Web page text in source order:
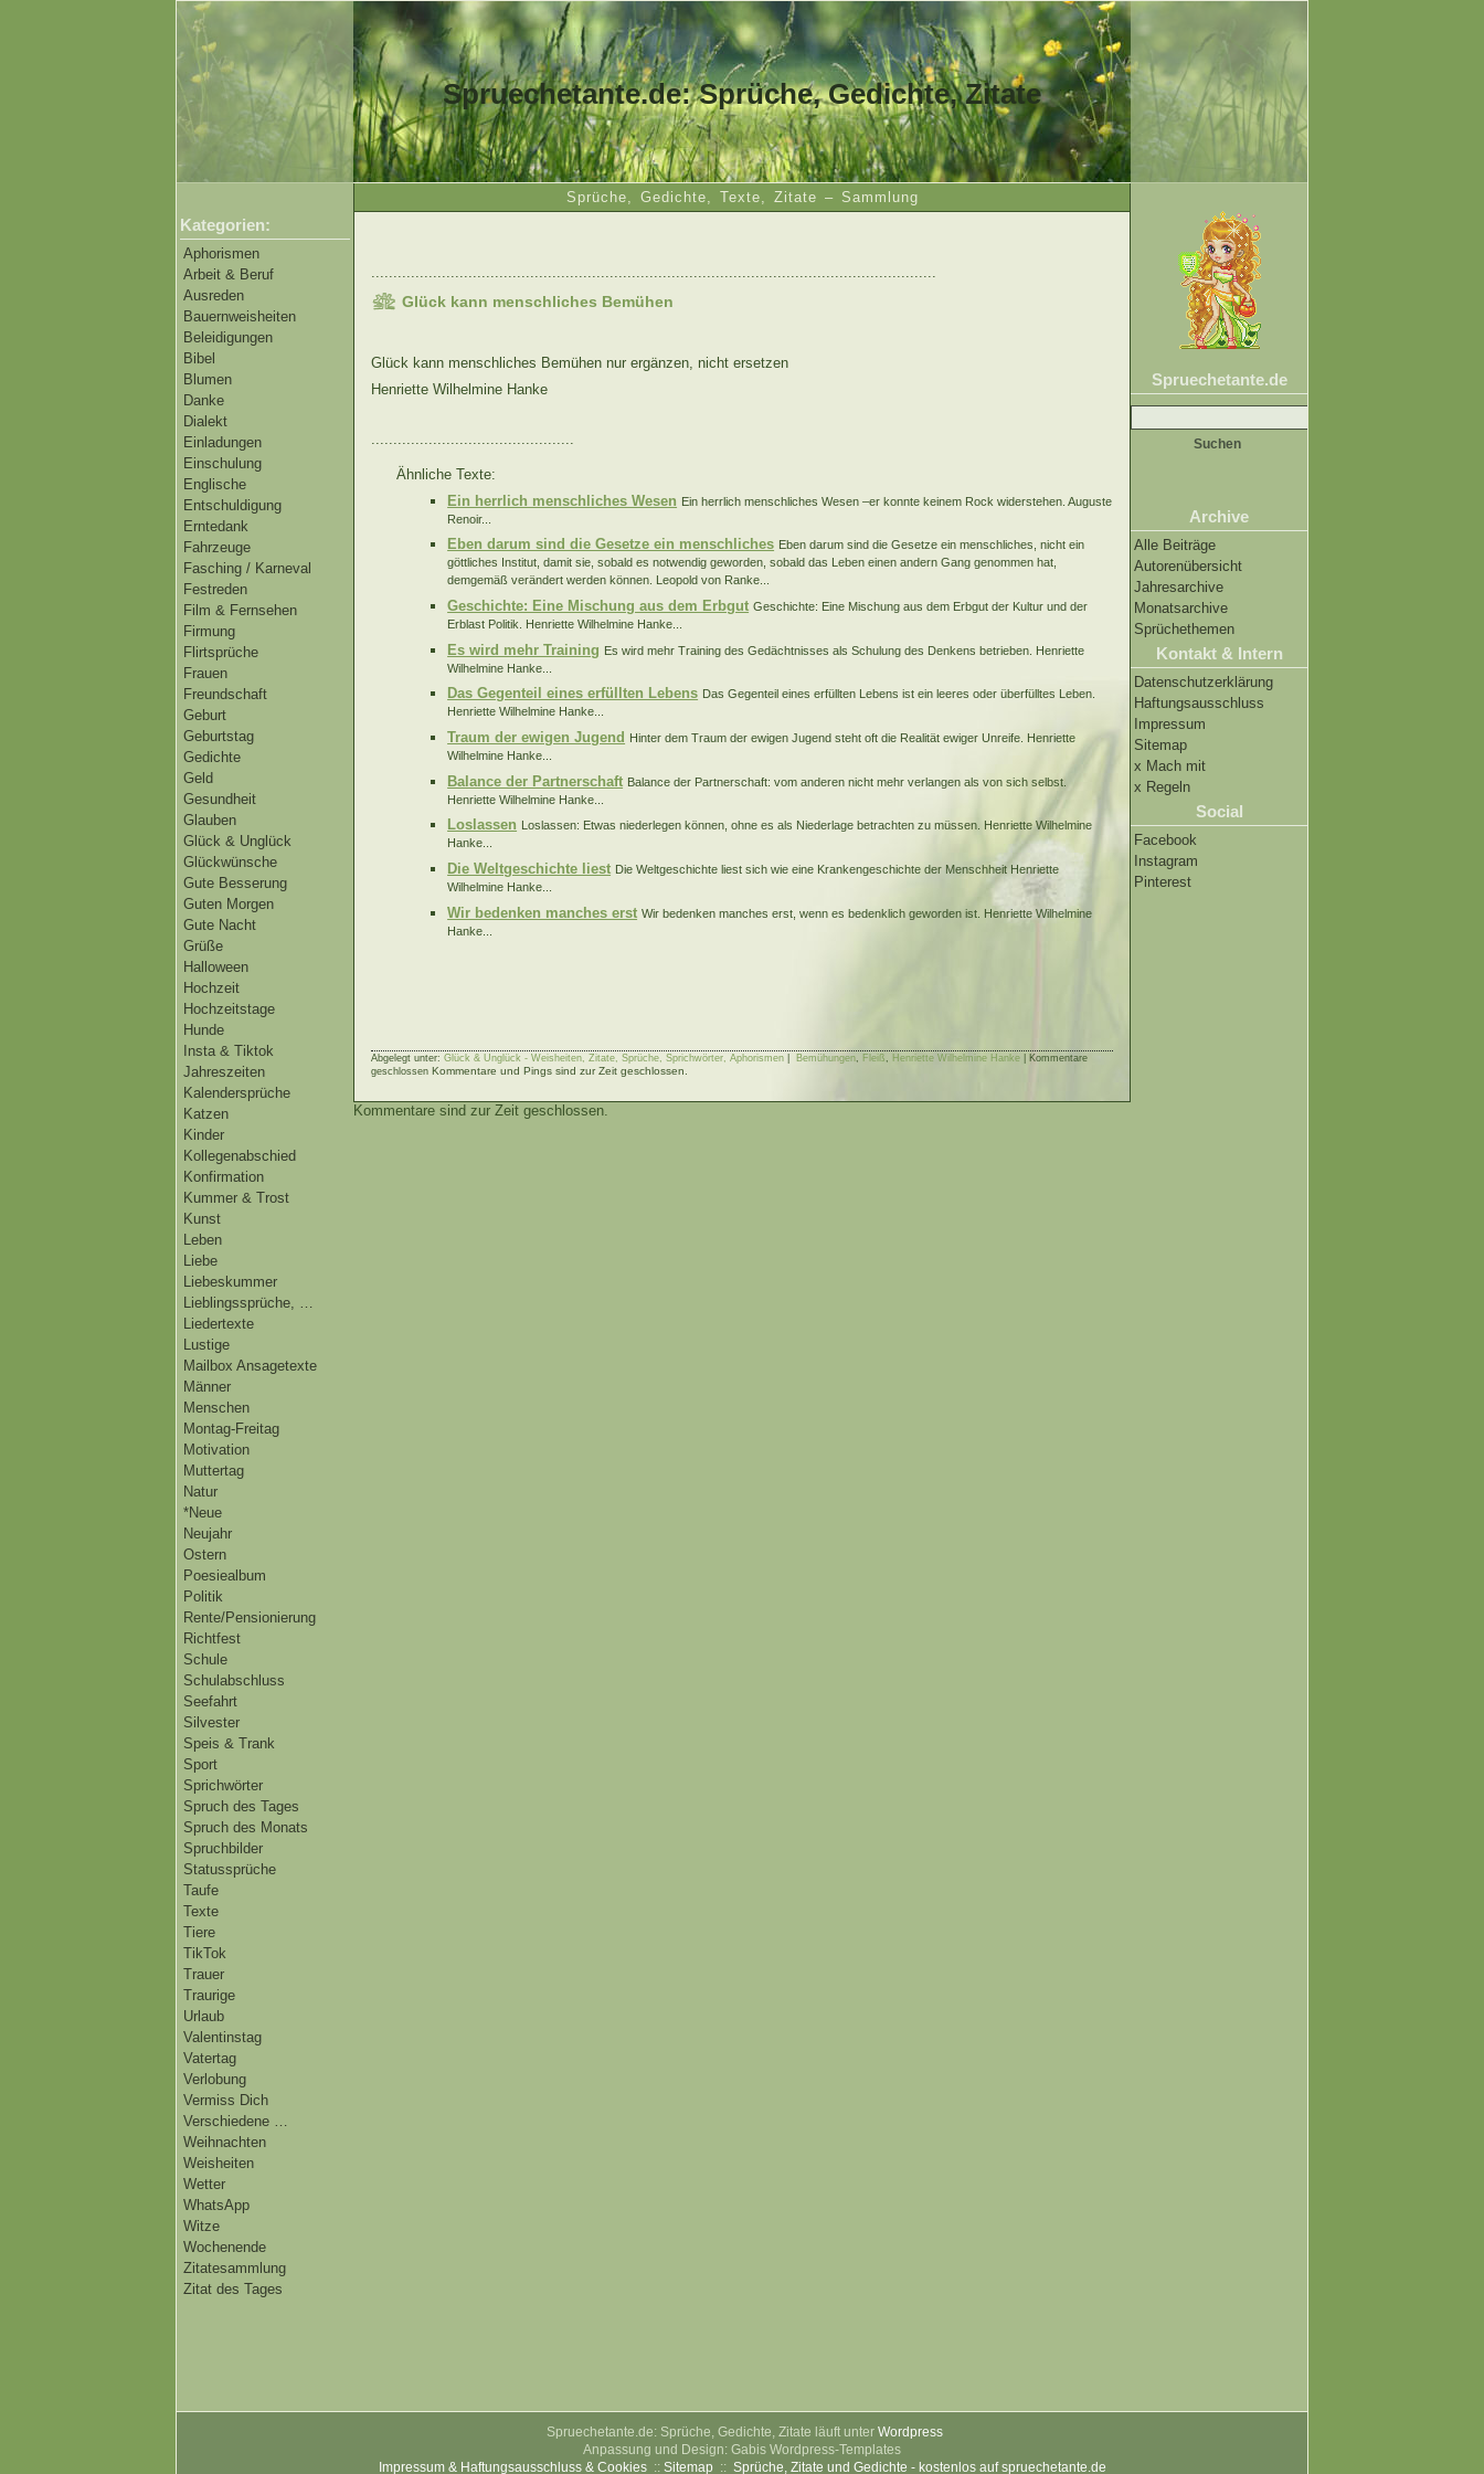
Spruechetante.de: Sprüche, Gedichte, Zitate
Sprüche, Gedichte, Texte, Zitate – Sammlung
Kategorien:
Aphorismen
Arbeit & Beruf
Ausreden
Bauernweisheiten
Beleidigungen
Bibel
Blumen
Danke
Dialekt
Einladungen
Einschulung
Englische
Entschuldigung
Erntedank
Fahrzeuge
Fasching / Karneval
Festreden
Film & Fernsehen
Firmung
Flirtsprüche
Frauen
Freundschaft
Geburt
Geburtstag
Gedichte
Geld
Gesundheit
Glauben
Glück & Unglück
Glückwünsche
Gute Besserung
Guten Morgen
Gute Nacht
Grüße
Halloween
Hochzeit
Hochzeitstage
Hunde
Insta & Tiktok
Jahreszeiten
Kalendersprüche
Katzen
Kinder
Kollegenabschied
Konfirmation
Kummer & Trost
Kunst
Leben
Liebe
Liebeskummer
Lieblingssprüche, …
Liedertexte
Lustige
Mailbox Ansagetexte
Männer
Menschen
Montag-Freitag
Motivation
Muttertag
Natur
*Neue
Neujahr
Ostern
Poesiealbum
Politik
Rente/Pensionierung
Richtfest
Schule
Schulabschluss
Seefahrt
Silvester
Speis & Trank
Sport
Sprichwörter
Spruch des Tages
Spruch des Monats
Spruchbilder
Statussprüche
Taufe
Texte
Tiere
TikTok
Trauer
Traurige
Urlaub
Valentinstag
Vatertag
Verlobung
Vermiss Dich
Verschiedene …
Weihnachten
Weisheiten
Wetter
WhatsApp
Witze
Wochenende
Zitatesammlung
Zitat des Tages
Spruechetante.de
Suche
nach:
Archive
Alle Beiträge
Autorenübersicht
Jahresarchive
Monatsarchive
Sprüchethemen
Kontakt & Intern
Datenschutzerklärung
Haftungsausschluss
Impressum
Sitemap
x Mach mit
x Regeln
Social
Facebook
Instagram
Pinterest
................................................................................................................................
Glück kann menschliches Bemühen
Glück kann menschliches Bemühen nur ergänzen, nicht ersetzen
Henriette Wilhelmine Hanke
Ähnliche Texte:
Ein herrlich menschliches Wesen Ein herrlich menschliches Wesen –er konnte keinem Rock widerstehen. Auguste
Renoir...
Eben darum sind die Gesetze ein menschliches Eben darum sind die Gesetze ein menschliches, nicht ein
göttliches Institut, damit sie, sobald es notwendig geworden, sobald das Leben einen andern Gang genommen hat,
demgemäß verändert werden können. Leopold von Ranke...
Geschichte: Eine Mischung aus dem Erbgut Geschichte: Eine Mischung aus dem Erbgut der Kultur und der
Erblast Politik. Henriette Wilhelmine Hanke...
Es wird mehr Training Es wird mehr Training des Gedächtnisses als Schulung des Denkens betrieben. Henriette
Wilhelmine Hanke...
Das Gegenteil eines erfüllten Lebens Das Gegenteil eines erfüllten Lebens ist ein leeres oder überfülltes Leben.
Henriette Wilhelmine Hanke...
Traum der ewigen Jugend Hinter dem Traum der ewigen Jugend steht oft die Realität ewiger Unreife. Henriette
Wilhelmine Hanke...
Balance der Partnerschaft Balance der Partnerschaft: vom anderen nicht mehr verlangen als von sich selbst.
Henriette Wilhelmine Hanke...
Loslassen
Loslassen: Etwas niederlegen können, ohne es als Niederlage betrachten zu müssen. Henriette Wilhelmine
Hanke...
Die Weltgeschichte liest Die Weltgeschichte liest sich wie eine Krankengeschichte der Menschheit Henriette
Wilhelmine Hanke...
Wir bedenken manches erst Wir bedenken manches erst, wenn es bedenklich geworden ist. Henriette Wilhelmine
Hanke...
Abgelegt unter: Glück & Unglück - Weisheiten, Zitate, Sprüche, Sprichwörter, Aphorismen Bemühungen, Fleiß , Henriette Wilhelmine Hanke
Kommentare
geschlossen Kommentare und Pings sind zur Zeit geschlossen.
Kommentare sind zur Zeit geschlossen.
Spruechetante.de: Sprüche, Gedichte, Zitate läuft unter Wordpress
Anpassung und Design: Gabis Wordpress-Templates
Impressum & Haftungsausschluss & Cookies:: Sitemap :: Sprüche, Zitate und Gedichte - kostenlos auf spruechetante.de